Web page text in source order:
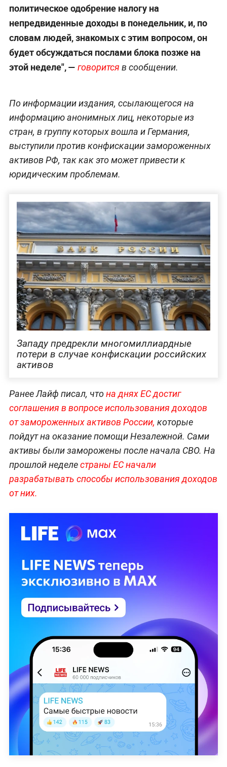
политическое одобрение налогу на
непредвиденные доходы в понедельник, и, по
словам людей, знакомых с этим вопросом, он
будет обсуждаться послами блока позже на
этой неделе", — говорится в сообщении.
По информации издания, ссылающегося на
информацию анонимных лиц, некоторые из
стран, в группу которых вошла и Германия,
выступили против конфискации замороженных
активов РФ, так как это может привести к
юридическим проблемам.
Западу предрекли многомиллиардные
потери в случае конфискации российских
активов
Ранее Лайф писал, чтона днях ЕС достиг
соглашения в вопросе использования доходов
от замороженных активов России, которые
пойдут на оказание помощи Незалежной. Сами
активы были заморожены после начала СВО. На
прошлой неделестраны ЕС начали
разрабатывать способы использования доходов
от них.